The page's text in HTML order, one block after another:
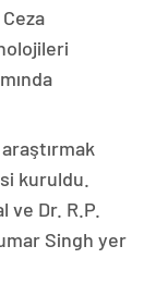
kuruldu.
ve Dr. R.P.
Singh yer